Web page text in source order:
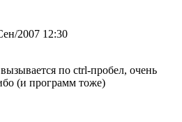
2007 12:30
по ctrl-пробел, очень
(и программ тоже)